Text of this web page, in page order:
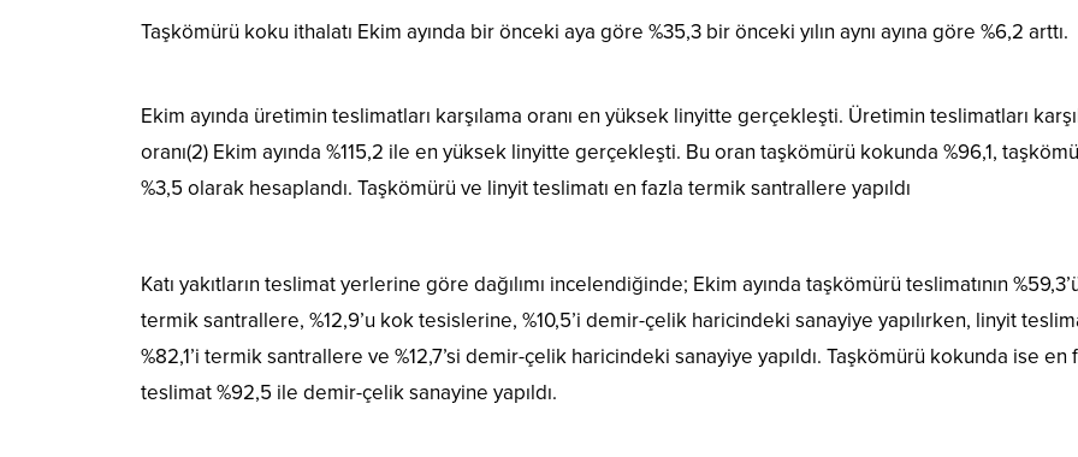
Taşkömürü koku ithalatı Ekim ayında bir önceki aya göre %35,3 bir önceki yılın aynı ayına göre %6,2 arttı.
Ekim ayında üretimin teslimatları karşılama oranı en yüksek linyitte gerçekleşti. Üretimin teslimatları
oranı(2) Ekim ayında %115,2 ile en yüksek linyitte gerçekleşti. Bu oran taşkömürü kokunda %96,1,
%3,5 olarak hesaplandı. Taşkömürü ve linyit teslimatı en fazla termik santrallere yapıldı
Katı yakıtların teslimat yerlerine göre dağılımı incelendiğinde; Ekim ayında taşkömürü teslimatının
termik santrallere, %12,9’u kok tesislerine, %10,5’i demir-çelik haricindeki sanayiye yapılırken, linyit
%82,1’i termik santrallere ve %12,7’si demir-çelik haricindeki sanayiye yapıldı. Taşkömürü kokunda ise en
teslimat %92,5 ile demir-çelik sanayine yapıldı.